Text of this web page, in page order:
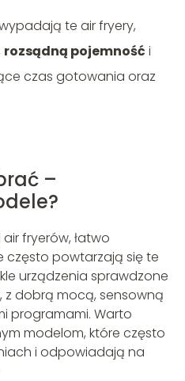
te air fryery,
rozsądną pojemność i
czas gotowania oraz
–
fryerów, łatwo
często powtarzają się te
urządzenia sprawdzone
z dobrą mocą, sensowną
programami. Warto
modelom, które często
i odpowiadają na